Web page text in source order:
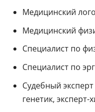
Медицинский
Медицинский
Специалист по
Специалист по
Судебный
генетик, эксперт-